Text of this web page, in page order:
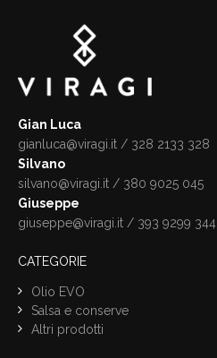
Gian Luca
gianluca@viragi.it / 328 2133 328
Silvano
silvano@viragi.it / 380 9025 045
Giuseppe
giuseppe@viragi.it / 393 9299 344
CATEGORIE
Olio EVO
Salsa e conserve
Altri prodotti